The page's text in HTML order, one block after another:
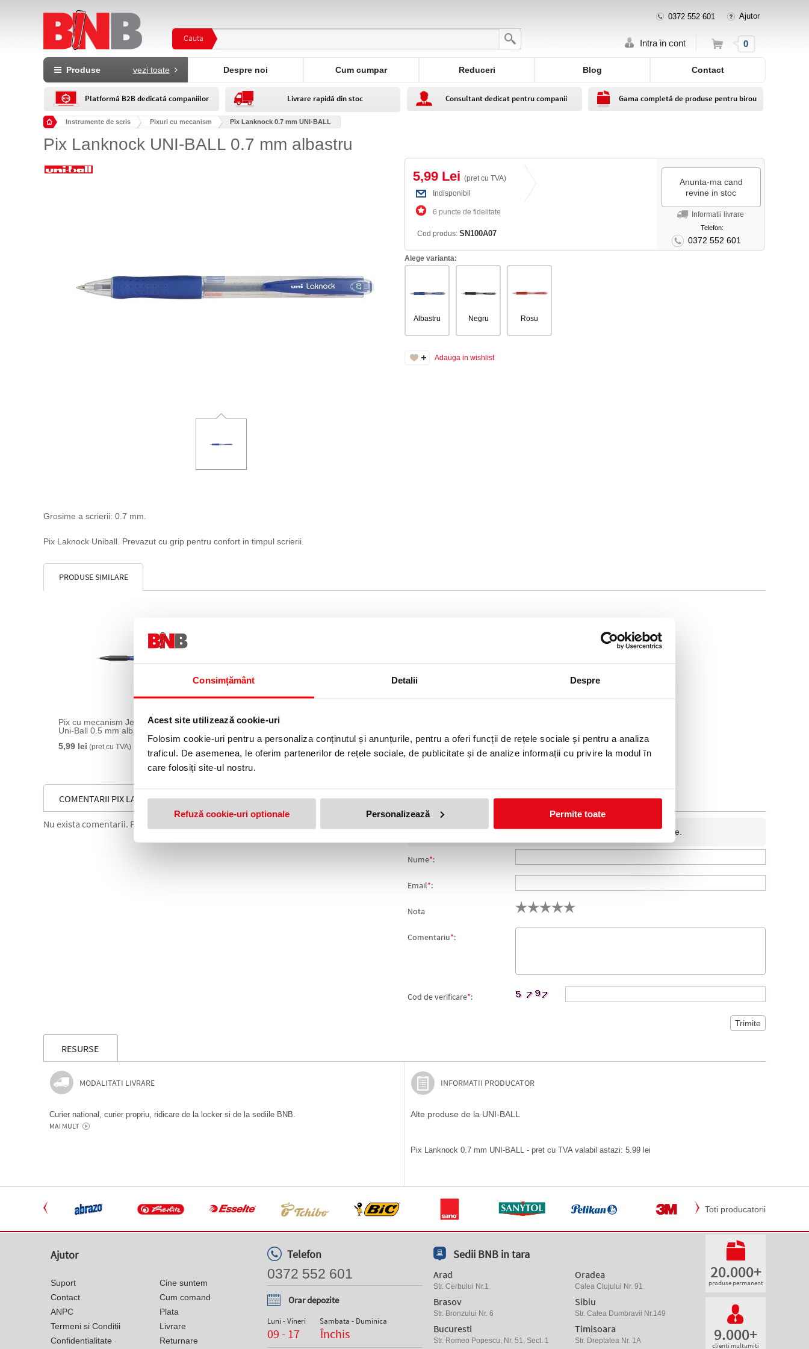
Consimțământ Detalii Despre
Acest site utilizează cookie-uri
Folosim cookie-uri pentru a personaliza conținutul și anunțurile, pentru a oferi funcții de rețele sociale și pentru a analiza
traficul. De asemenea, le oferim partenerilor de rețele sociale, de publicitate și de analize informații cu privire la modul în
care folosiți site-ul nostru.
Refuză cookie-uri optionale Personalizează Permite toate
Cauta
0372 552 601 Ajutor
Intra in cont Cos 0
Produse vezi toate Despre noi Cum cumpar Reduceri Blog Contact
Platformă B2B dedicată companiilor Livrare rapidă din stoc Consultant dedicat pentru companii Gama completă de produse pentru birou
Instrumente de scris Pixuri cu mecanism Pix Lanknock 0.7 mm UNI-BALL
Pix Lanknock UNI-BALL 0.7 mm albastru
5,99 Lei (pret cu TVA)
Indisponibil
6 puncte de fidelitate
Cod produs: SN100A07
Anunta-ma cand
revine in stoc
Informatii livrare
Telefon:
0372 552 601
Alege varianta:
Albastru Negru Rosu
Adauga in wishlist
Grosime a scrierii: 0.7 mm.
Pix Laknock Uniball. Prevazut cu grip pentru confort in timpul scrierii.
PRODUSE SIMILARE
Pix cu mecanism Jetstream SXN-101
Uni-Ball 0.5 mm albastru
5,99 lei (pret cu TVA)
COMENTARII PIX LANKNOCK 0.7 MM UNI-BALL
Nu exista comentarii. Fii primul care comenteaza acest produs!
Adresa de e-mail ramane confidentiala si nu va fi afisata pe site.
Nume*:
Email*:
Nota
Comentariu*:
Cod de verificare*:
RESURSE
MODALITATI LIVRARE
Curier national, curier propriu, ridicare de la locker si de la sediile BNB.
MAI MULT
INFORMATII PRODUCATOR
Alte produse de la UNI-BALL
Pix Lanknock 0.7 mm UNI-BALL - pret cu TVA valabil astazi: 5.99 lei
Toti producatorii
Ajutor
Suport
Contact
ANPC
Termeni si Conditii
Confidentialitate
Cine suntem
Cum comand
Plata
Livrare
Returnare
Telefon
0372 552 601
Orar depozite
Luni - Vineri
09 - 17
Sambata - Duminica
Închis
Sedii BNB in tara
Arad
Str. Cerbului Nr.1
Brasov
Str. Bronzului Nr. 6
Bucuresti
Str. Romeo Popescu, Nr. 51, Sect. 1
Oradea
Calea Clujului Nr. 91
Sibiu
Str. Calea Dumbravii Nr.149
Timisoara
Str. Dreptatea Nr. 1A
20.000+
produse permanent
9.000+
clienti multumiti